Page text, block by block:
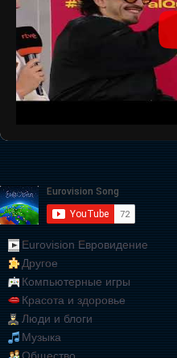
Eurovision Евровидение
Другое
Компьютерные игры
Красота и здоровье
Люди и блоги
Музыка